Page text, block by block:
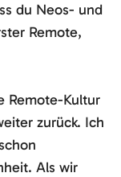
du Neos- und
Remote,
Remote-Kultur
zurück. Ich
Als wir